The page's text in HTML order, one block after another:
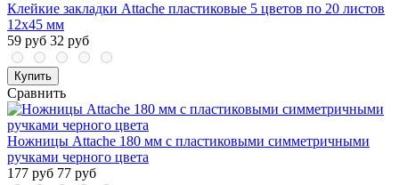
Клейкие закладки Attache пластиковые 5 цветов по 20 листов
12х45 мм
59 руб 32 руб
Купить
Сравнить
Ножницы Attache 180 мм с пластиковыми симметричными
ручками черного цвета
177 руб 77 руб